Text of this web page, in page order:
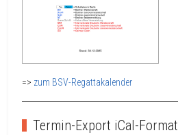
=> zum BSV-Regattakalender
Termin-Export iCal-Format